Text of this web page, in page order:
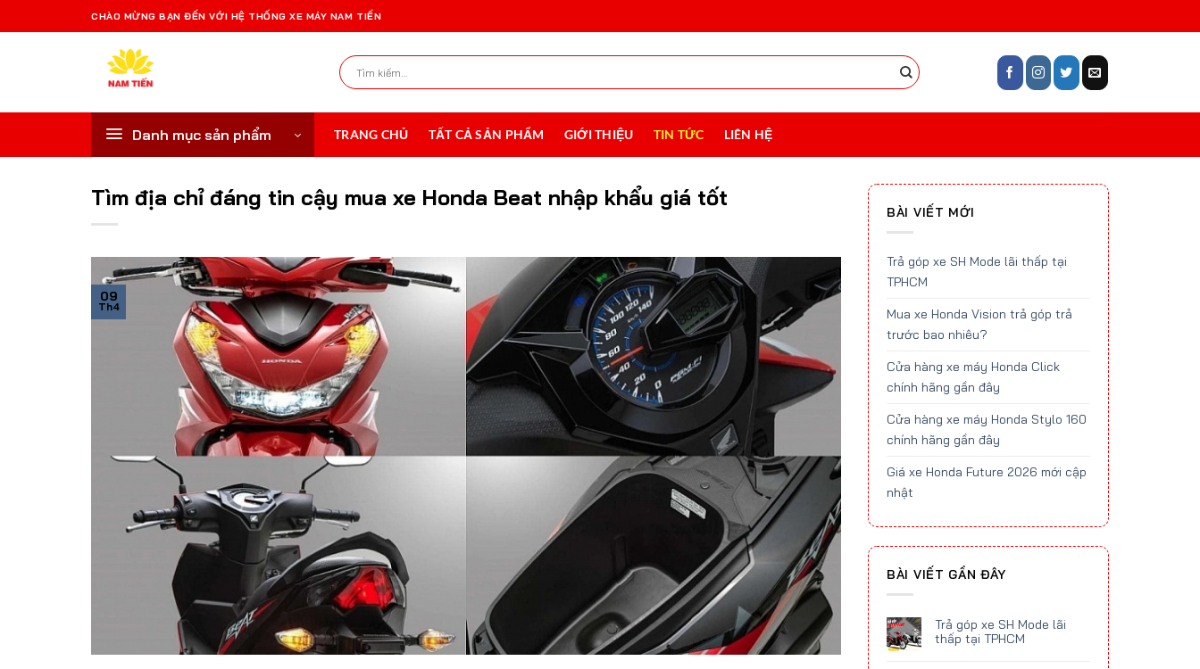
qua
CHÀO MỪNG BẠN ĐẾN VỚI HỆ THỐNG XE MÁY NAM TIẾN
Tìm
kiếm:
Danh mục sản phẩm TRANG CHỦ TẤT CẢ SẢN PHẨM GIỚI THIỆU TIN TỨC LIÊN HỆ
Tìm địa chỉ đáng tin cậy mua xe Honda Beat nhập khẩu giá tốt
09
Th4
BÀI VIẾT MỚI
Trả góp xe SH Mode lãi thấp tại
TPHCM
Mua xe Honda Vision trả góp trả
trước bao nhiêu?
Cửa hàng xe máy Honda Click
chính hãng gần đây
Cửa hàng xe máy Honda Stylo 160
chính hãng gần đây
Giá xe Honda Future 2026 mới cập
nhật
BÀI VIẾT GẦN ĐÂY
Trả góp xe SH Mode lãi
thấp tại TPHCM